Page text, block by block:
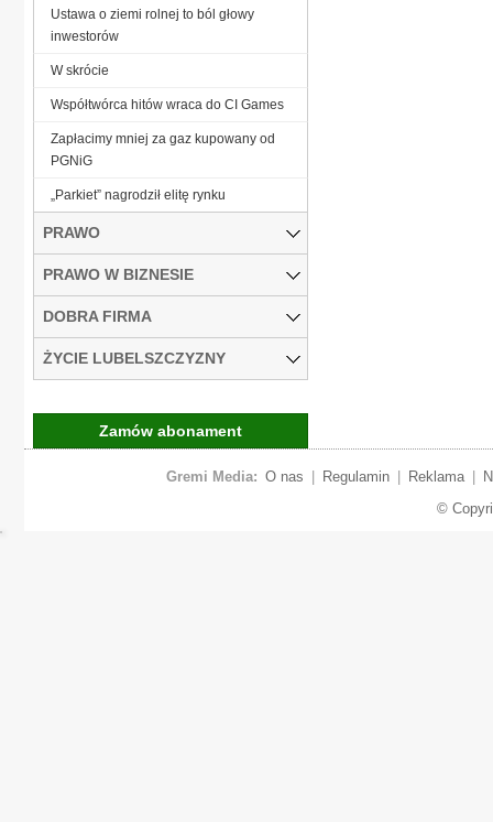
Ustawa o ziemi rolnej to ból głowy
inwestorów
W skrócie
Współtwórca hitów wraca do CI Games
Zapłacimy mniej za gaz kupowany od
PGNiG
„Parkiet” nagrodził elitę rynku
PRAWO
PRAWO W BIZNESIE
DOBRA FIRMA
ŻYCIE LUBELSZCZYZNY
Zamów abonament
Gremi Media: O nas Regulamin Reklama
©